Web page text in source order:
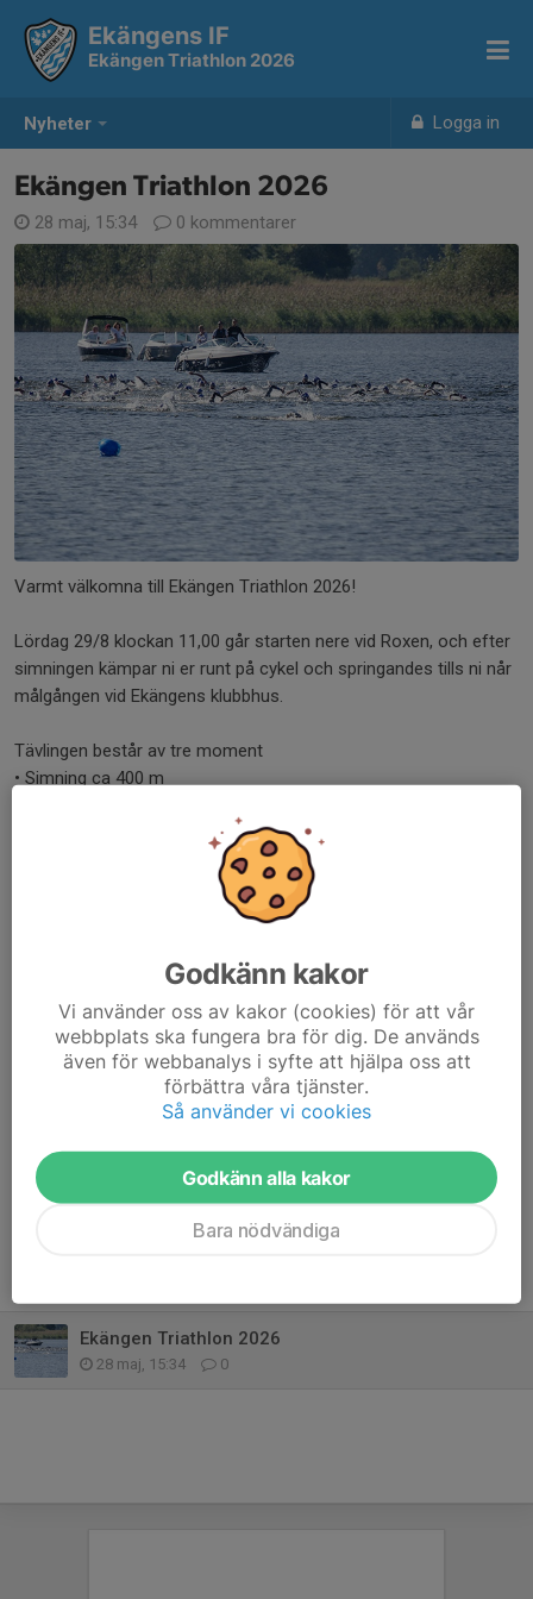
Nyheter Logga in
Ekängens IF
Ekängen Triathlon 2026
Ekängen Triathlon 2026
28 maj, 15:34 0 kommentarer
Varmt välkomna till Ekängen Triathlon 2026!
Lördag 29/8 klockan 11,00 går starten nere vid Roxen, och efter
simningen kämpar ni er runt på cykel och springandes tills ni når
målgången vid Ekängens klubbhus.
Tävlingen består av tre moment
• Simning ca 400 m
- Ungdom (12-16 år)
Kör hårt - och varför inte utmana grannen??
Anmälan gör ni här:ANMÄLAN TRIATHLON
Dela nyhet
Ekängen Triathlon 2026
28 maj, 15:34 0
Godkänn kakor
Vi använder oss av kakor (cookies) för att vår
webbplats ska fungera bra för dig. De används
även för webbanalys i syfte att hjälpa oss att
förbättra våra tjänster.
Så använder vi cookies
Godkänn alla kakor
Bara nödvändiga